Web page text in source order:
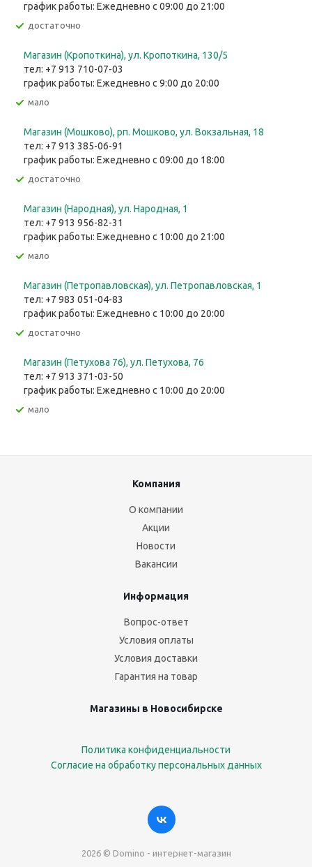
график работы: Ежедневно с 09:00 до 21:00
Достаточно
Магазин (Кропоткина), ул. ​Кропоткина, 130/5
тел: +7 913 710-07-03
график работы: Ежедневно с 9:00 до 20:00
Мало
Магазин (Мошково), рп. Мошково, ул. Вокзальная, 18
тел: +7 913 385-06-91
график работы: Ежедневно с 09:00 до 18:00
Достаточно
Магазин (Народная), ул. Народная, 1
тел: +7 913 956-82-31
график работы: Ежедневно с 10:00 до 21:00
Мало
Магазин (Петропавловская), ул. Петропавловская, 1
тел: +7 983 051-04-83
график работы: Ежедневно с 10:00 до 20:00
Достаточно
Магазин (Петухова 76), ул. Петухова, 76
тел: +7 913 371-03-50
график работы: Ежедневно с 10:00 до 20:00
Мало
2026 © Domino - интернет-магазин
Компания
О компании
Акции
Новости
Вакансии
Информация
Вопрос-ответ
Условия оплаты
Условия доставки
Гарантия на товар
Магазины в Новосибирске
Политика конфиденциальности
Согласие на обработку персональных данных